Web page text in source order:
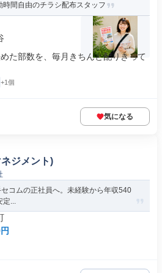
間自由のチラシ配布スタッフ
た部数を、毎月きちんと配りきって
+1個
気になる
ジメント)
セコムの正社員へ。未経験から年収540
定...